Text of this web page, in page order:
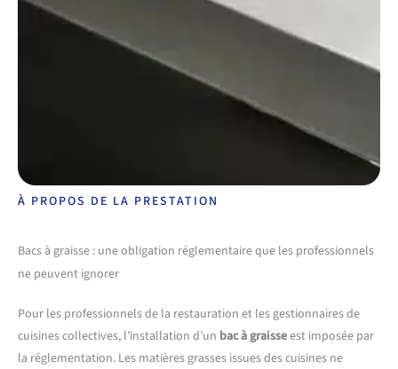
À PROPOS DE LA PRESTATION
Bacs à graisse : une obligation réglementaire que les professionnels
ne peuvent ignorer
Pour les professionnels de la restauration et les gestionnaires de
cuisines collectives, l’installation d’un bac à graisseest imposée par
la réglementation. Les matières grasses issues des cuisines ne